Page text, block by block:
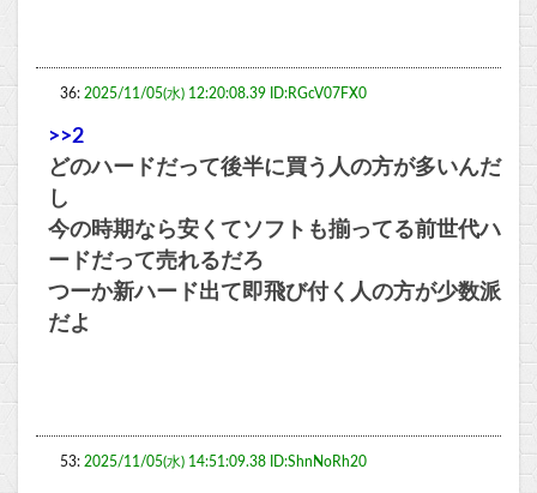
36: 2025/11/05(水) 12:20:08.39 ID:RGcV07FX0
>>2
どのハードだって後半に買う人の方が多いんだ
し
今の時期なら安くてソフトも揃ってる前世代ハ
ードだって売れるだろ
つーか新ハード出て即飛び付く人の方が少数派
だよ
53: 2025/11/05(水) 14:51:09.38 ID:ShnNoRh20